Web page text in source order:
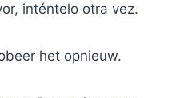
inténtelo otra vez.
het opnieuw.